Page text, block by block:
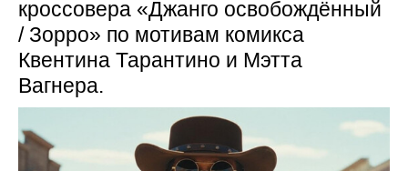
кроссовера «Джанго освобождённый
/ Зорро» по мотивам комикса
Квентина Тарантино и Мэтта
Вагнера.